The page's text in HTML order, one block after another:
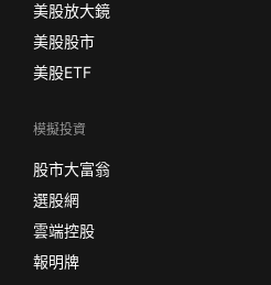
美股放大鏡
美股股市
美股ETF
模擬投資
股市大富翁
選股網
雲端控股
報明牌